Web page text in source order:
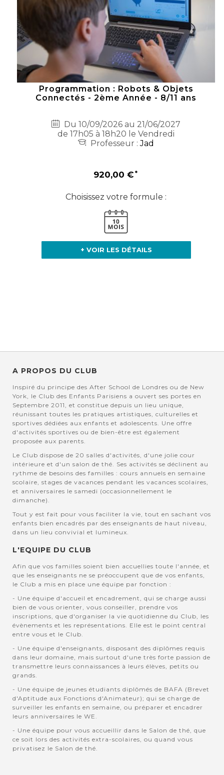
Programmation : Robots & Objets
Connectés - 2ème Année - 8/11 ans
Du 10/09/2026 au 21/06/2027
de 17h05 à 18h20 le Vendredi
Professeur :Jad
920,00 €
Choisissez votre formule :
+ VOIR LES DÉTAILS
A PROPOS DU CLUB
Inspiré du principe des After School de Londres ou de New
York, le Club des Enfants Parisiens a ouvert ses portes en
Septembre 2011, et constitue depuis un lieu unique,
réunissant toutes les pratiques artistiques, culturelles et
sportives dédiées aux enfants et adolescents. Une offre
d'activités sportives ou de bien-être est également
proposée aux parents.
Le Club dispose de 20 salles d'activités, d'une jolie cour
intérieure et d'un salon de thé. Ses activités se déclinent au
rythme de besoins des familles : cours annuels en semaine
scolaire, stages de vacances pendant les vacances scolaires,
et anniversaires le samedi (occasionnellement le
dimanche).
Tout y est fait pour vous faciliter la vie, tout en sachant vos
enfants bien encadrés par des enseignants de haut niveau,
dans un lieu convivial et lumineux.
L'EQUIPE DU CLUB
Afin que vos familles soient bien accuellies toute l'année, et
que les enseignants ne se préoccupent que de vos enfants,
le Club a mis en place une équipe par fonction :
- Une équipe d'accueil et encadrement, qui se charge aussi
bien de vous orienter, vous conseiller, prendre vos
inscriptions, que d'organiser la vie quotidienne du Club, les
évènements et les représentations. Elle est le point central
entre vous et le Club.
- Une équipe d'enseignants, disposant des diplômes requis
dans leur domaine, mais surtout d'une très forte passion de
transmettre leurs connaissances à leurs élèves, petits ou
grands.
- Une équipe de jeunes étudiants diplômés de BAFA (Brevet
d'Aptitude aux Fonctions d'Animateur); qui se charge de
surveiller les enfants en semaine, ou préparer et encadrer
leurs anniversaires le WE.
- Une équipe pour vous accueillir dans le Salon de thé, que
ce soit lors des activités extra-scolaires, ou quand vous
privatisez le Salon de thé.